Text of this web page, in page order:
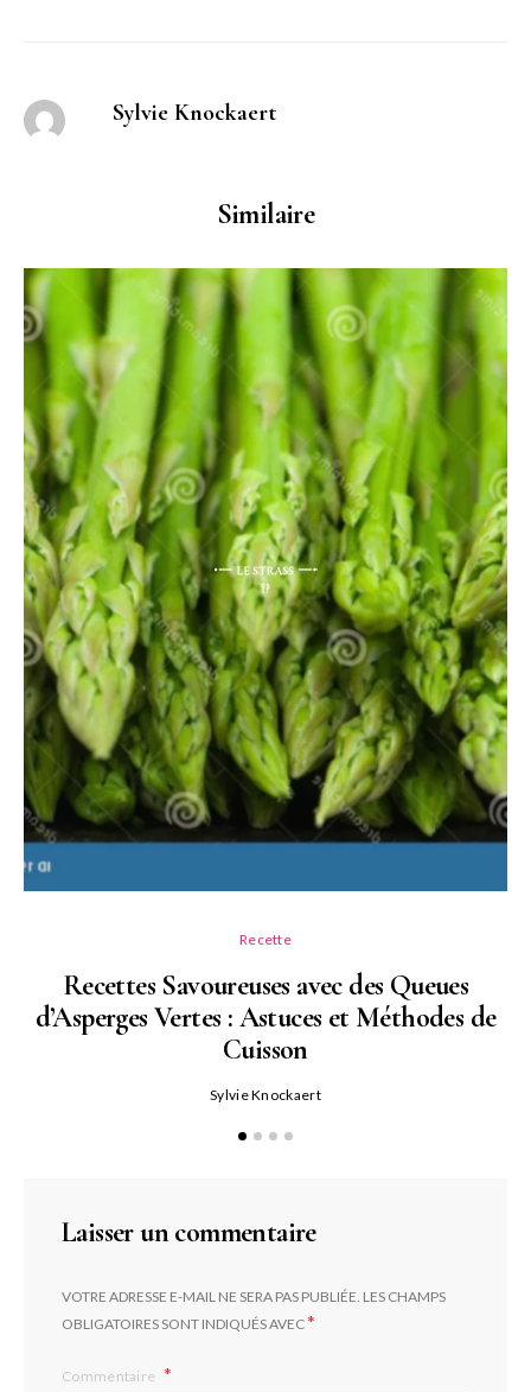
Sylvie Knockaert
Similaire
Recette
Recettes Savoureuses avec des Queues
d’Asperges Vertes : Astuces et Méthodes de
Cuisson
Sylvie Knockaert
Laisser un commentaire
VOTRE ADRESSE E-MAIL NE SERA PAS PUBLIÉE. LES CHAMPS
OBLIGATOIRES SONT INDIQUÉS AVEC*
Commentaire